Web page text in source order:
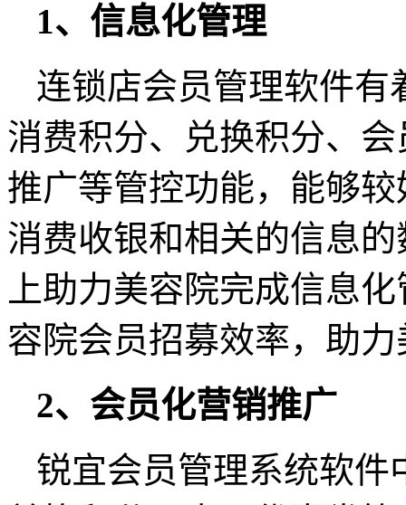
1、信息化管理
连锁店会员管理软件有
消费积分、兑换积分、
推广等管控功能，能够
消费收银和相关的信息
上助力美容院完成信息
容院会员招募效率，助
2、会员化营销推广
锐宜会员管理系统软件